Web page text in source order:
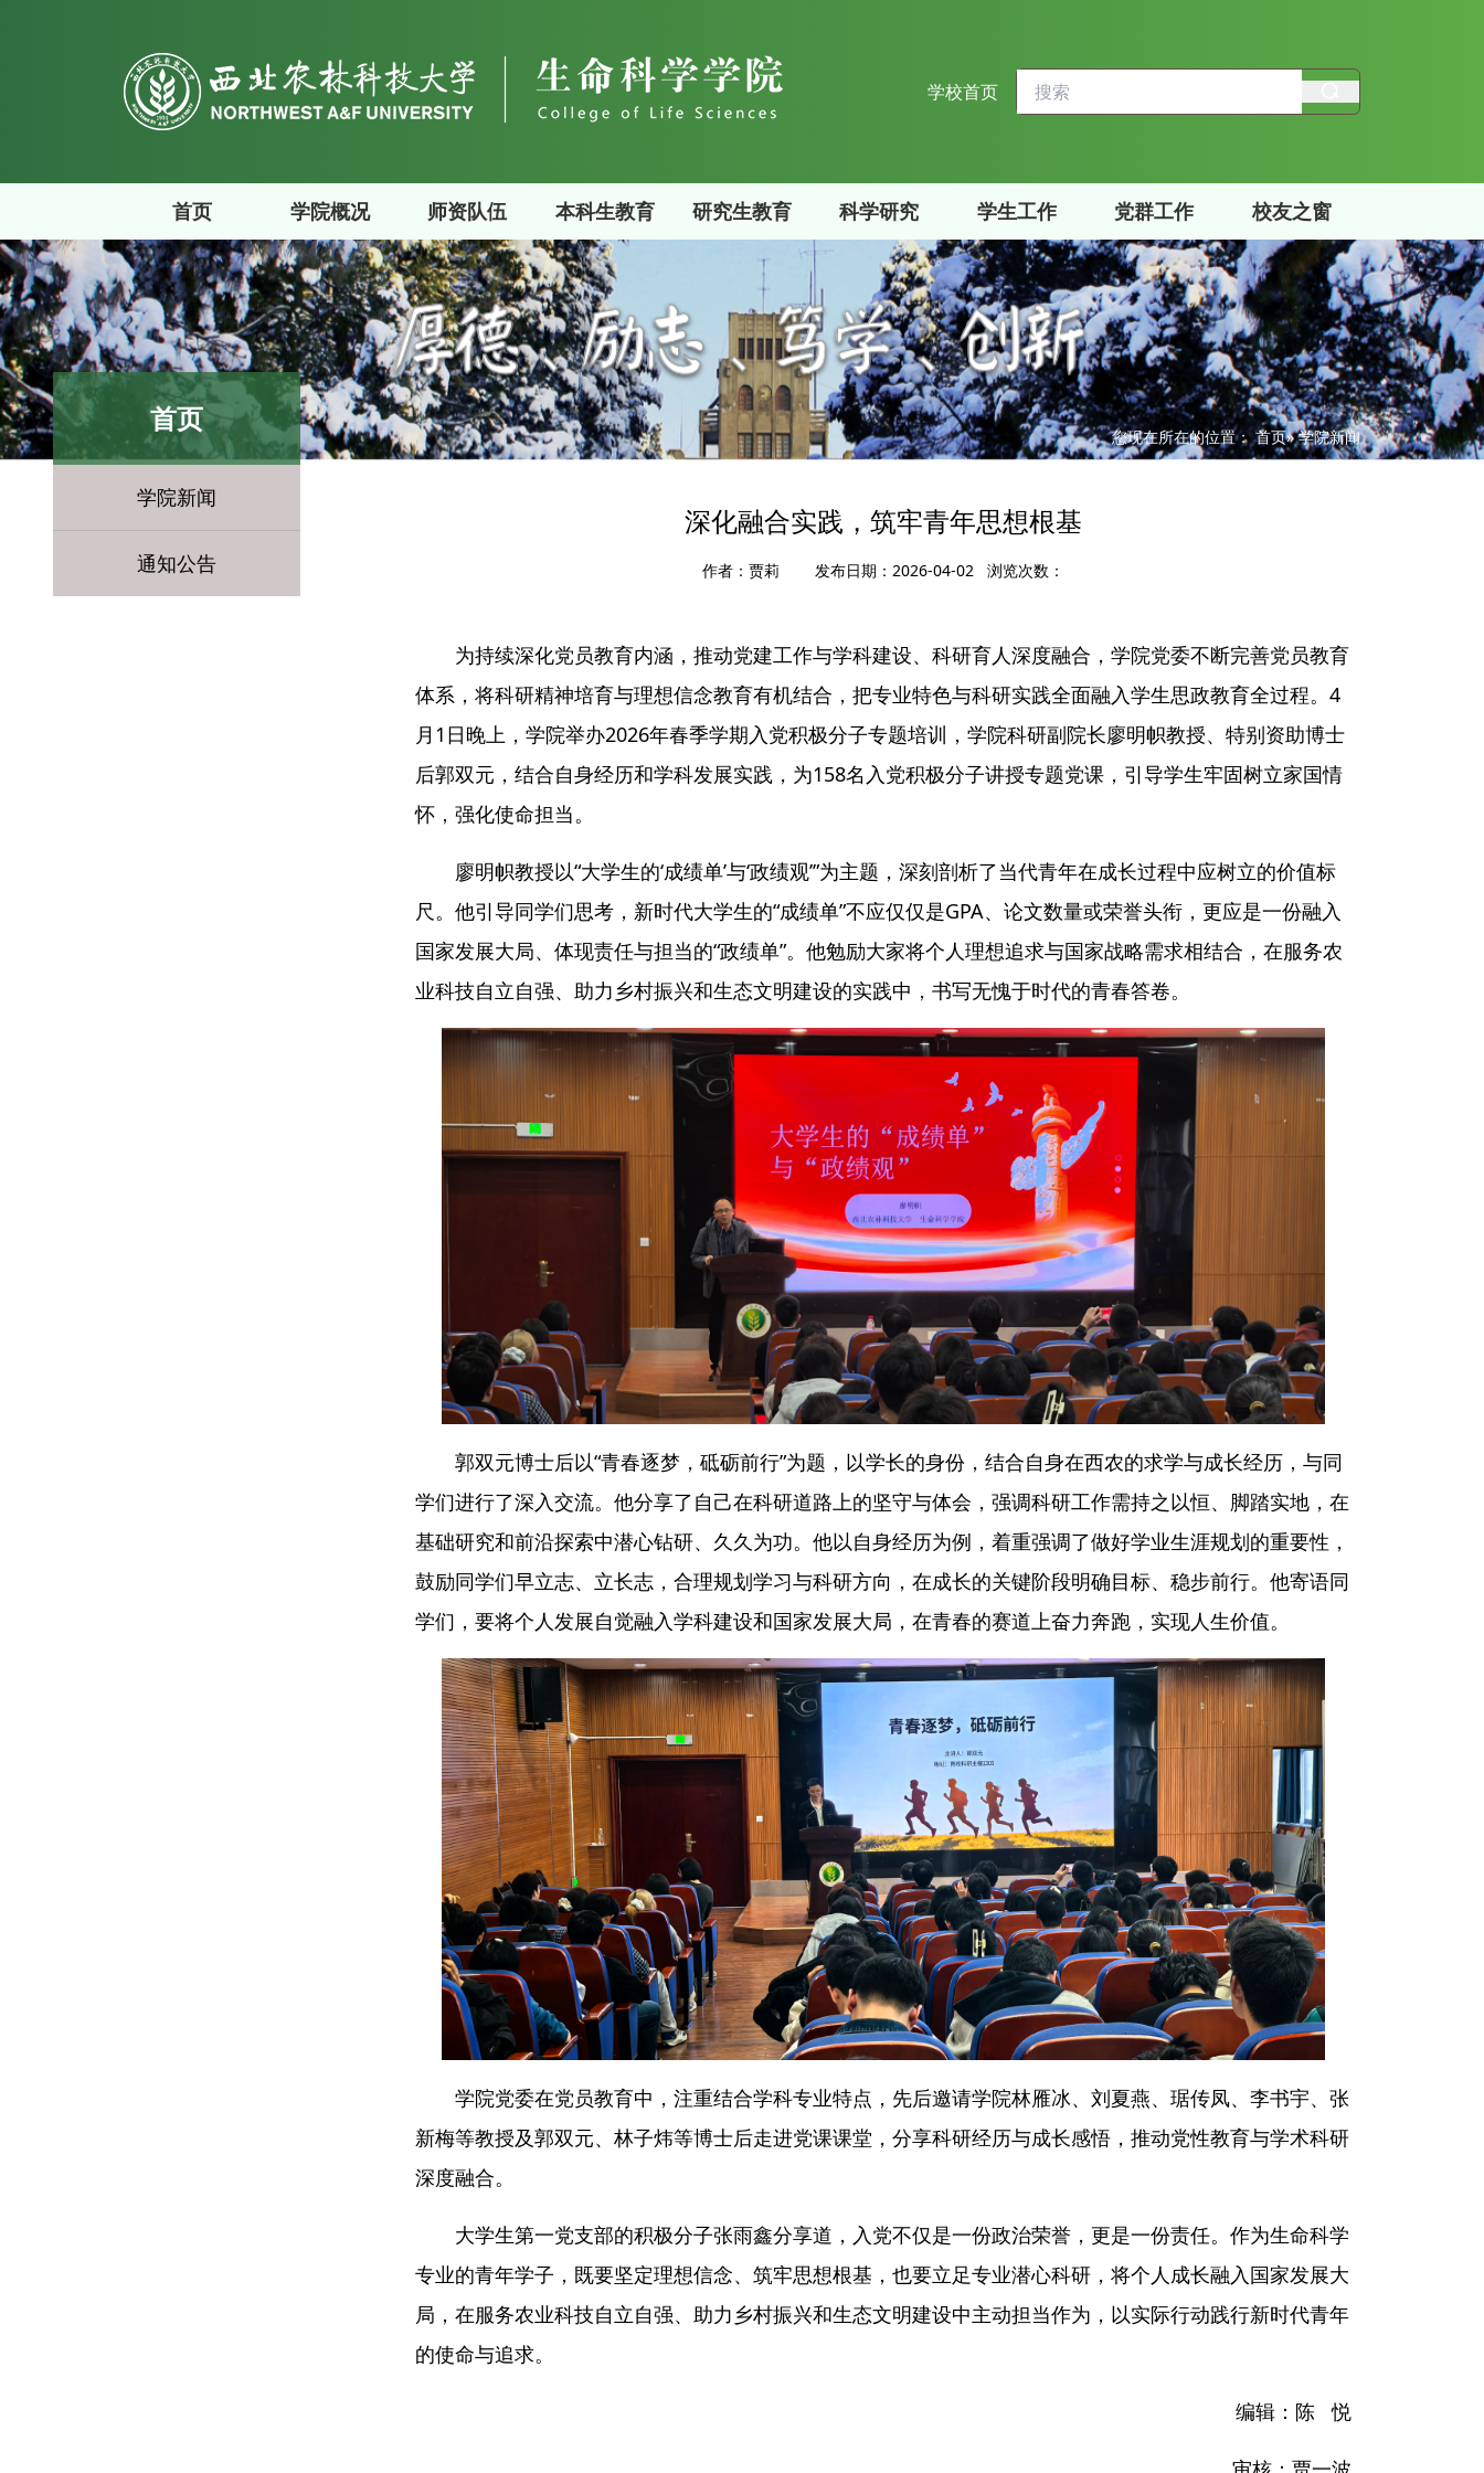
学校首页
首页 学院概况 师资队伍 本科生教育 研究生教育 科学研究 学生工作 党群工作 校友之窗
首页
学院新闻
通知公告
您现在所在的位置：首页» 学院新闻
深化融合实践，筑牢青年思想根基
作者：贾莉 发布日期：2026-04-02 浏览次数：
为持续深化党员教育内涵，推动党建工作与学科建设、科研育人深度融合，学院党委不断完善党员教育
体系，将科研精神培育与理想信念教育有机结合，把专业特色与科研实践全面融入学生思政教育全过程。4
月1日晚上，学院举办2026年春季学期入党积极分子专题培训，学院科研副院长廖明帜教授、特别资助博士
后郭双元，结合自身经历和学科发展实践，为158名入党积极分子讲授专题党课，引导学生牢固树立家国情
怀，强化使命担当。
廖明帜教授以“大学生的‘成绩单’与‘政绩观’”为主题，深刻剖析了当代青年在成长过程中应树立的价值标
尺。他引导同学们思考，新时代大学生的“成绩单”不应仅仅是GPA、论文数量或荣誉头衔，更应是一份融入
国家发展大局、体现责任与担当的“政绩单”。他勉励大家将个人理想追求与国家战略需求相结合，在服务农
业科技自立自强、助力乡村振兴和生态文明建设的实践中，书写无愧于时代的青春答卷。
郭双元博士后以“青春逐梦，砥砺前行”为题，以学长的身份，结合自身在西农的求学与成长经历，与同
学们进行了深入交流。他分享了自己在科研道路上的坚守与体会，强调科研工作需持之以恒、脚踏实地，在
基础研究和前沿探索中潜心钻研、久久为功。他以自身经历为例，着重强调了做好学业生涯规划的重要性，
鼓励同学们早立志、立长志，合理规划学习与科研方向，在成长的关键阶段明确目标、稳步前行。他寄语同
学们，要将个人发展自觉融入学科建设和国家发展大局，在青春的赛道上奋力奔跑，实现人生价值。
学院党委在党员教育中，注重结合学科专业特点，先后邀请学院林雁冰、刘夏燕、琚传凤、李书宇、张
新梅等教授及郭双元、林子炜等博士后走进党课课堂，分享科研经历与成长感悟，推动党性教育与学术科研
深度融合。
大学生第一党支部的积极分子张雨鑫分享道，入党不仅是一份政治荣誉，更是一份责任。作为生命科学
专业的青年学子，既要坚定理想信念、筑牢思想根基，也要立足专业潜心科研，将个人成长融入国家发展大
局，在服务农业科技自立自强、助力乡村振兴和生态文明建设中主动担当作为，以实际行动践行新时代青年
的使命与追求。
编辑：陈 悦